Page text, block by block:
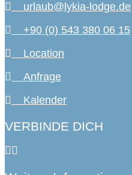
urlaub@lykia-lodge.de
+90 (0) 543 380 06 15
Location
Anfrage
Kalender
VERBINDE DICH